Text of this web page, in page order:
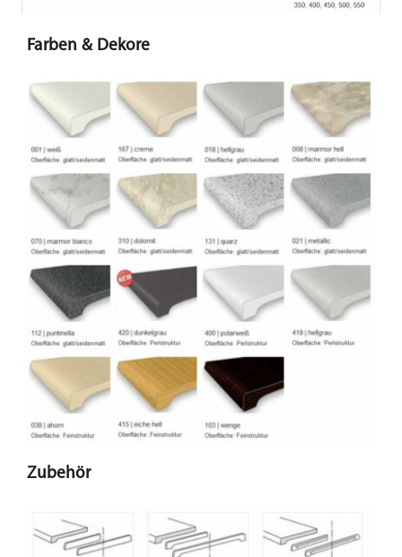
Farben & Dekore
Zubehör